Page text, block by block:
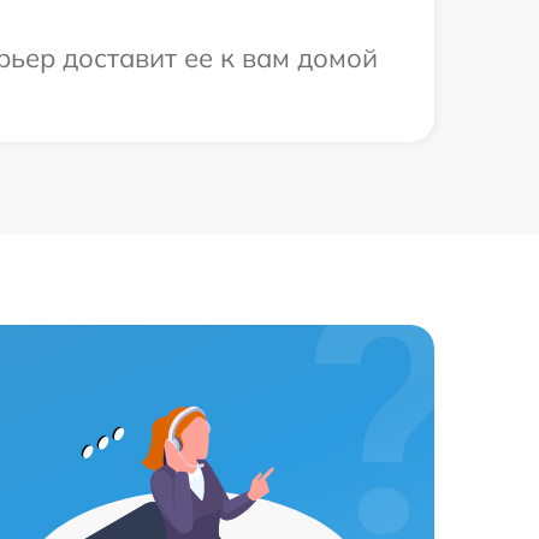
доставит ее к вам домой